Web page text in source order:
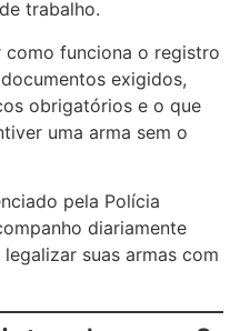
trabalho.
funciona o registro
exigidos,
obrigatórios e o que
uma arma sem o
pela Polícia
diariamente
suas armas com